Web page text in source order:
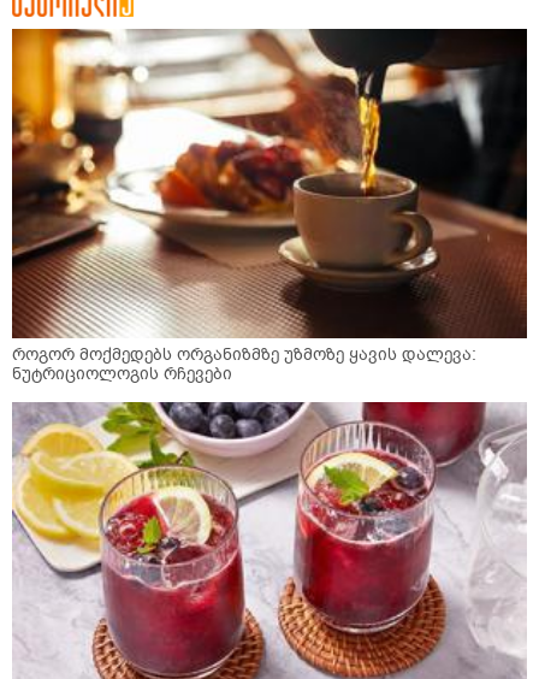
როგორ მოქმედებს ორგანიზმზე უზმოზე ყავის დალევა:
ნუტრიციოლოგის რჩევები